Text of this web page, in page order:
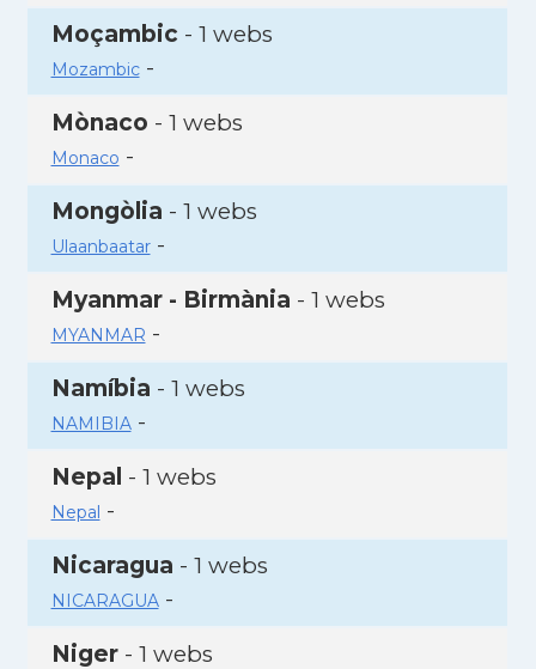
Moçambic - 1 webs
Mozambic-
Mònaco - 1 webs
Monaco -
Mongòlia - 1 webs
Ulaanbaatar-
Myanmar - Birmània - 1 webs
MYANMAR -
Namíbia - 1 webs
NAMIBIA-
Nepal - 1 webs
Nepal -
Nicaragua - 1 webs
NICARAGUA-
Niger- 1 webs